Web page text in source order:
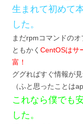
生まれて初めて
した。
まだrpmコマンドの
ともかく CentOSはサ
富！
ググればすぐ情報が見
（ふと思ったことは
これなら僕でも
した。